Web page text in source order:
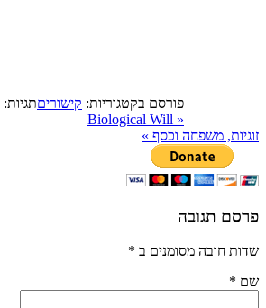
פורסם בקטגוריות: קישוריםתגיות:
«
זוגיות, משפחה וכסף »
פרסם תגובה
שדות חובה מסומנים ב *
שם *